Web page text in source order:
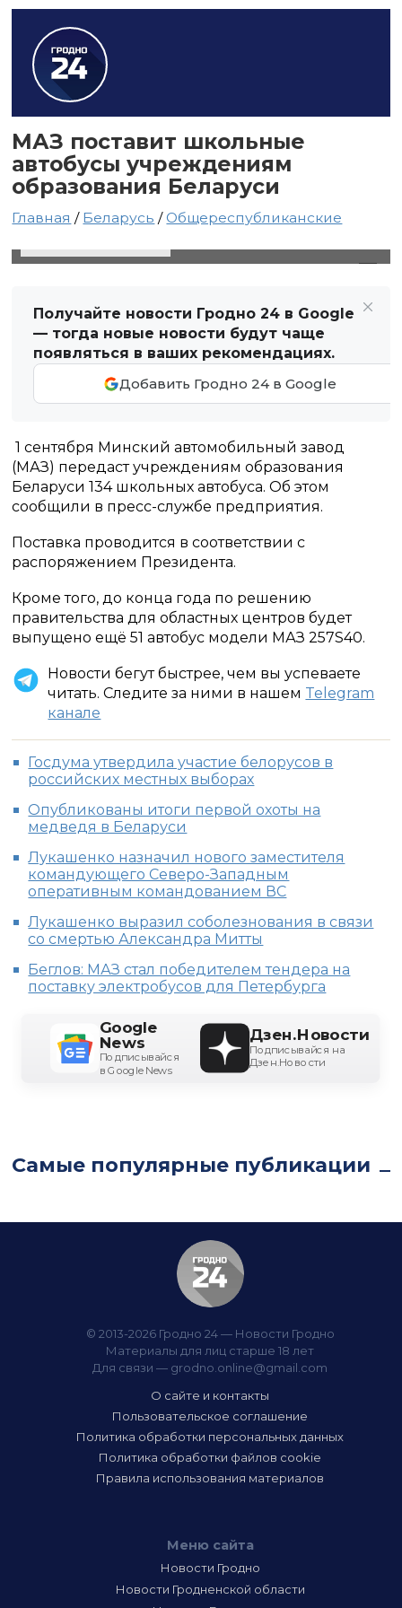
МАЗ поставит школьные
автобусы учреждениям
образования Беларуси
Главная / Беларусь /Общереспубликанские
Получайте новости Гродно 24 в Google
— тогда новые новости будут чаще
появляться в ваших рекомендациях.
Добавить Гродно 24 в Google
1 сентября Минский автомобильный завод
(МАЗ) передаст учреждениям образования
Беларуси 134 школьных автобуса. Об этом
сообщили в пресс-службе предприятия.
Поставка проводится в соответствии с
распоряжением Президента.
Кроме того, до конца года по решению
правительства для областных центров будет
выпущено ещё 51 автобус модели МАЗ 257S40.
Новости бегут быстрее, чем вы успеваете
читать. Следите за ними в нашем Telegram
канале
Госдума утвердила участие белорусов в
российских местных выборах
Опубликованы итоги первой охоты на
медведя в Беларуси
Лукашенко назначил нового заместителя
командующего Северо-Западным
оперативным командованием ВС
Лукашенко выразил соболезнования в связи
со смертью Александра Митты
Беглов: МАЗ стал победителем тендера на
поставку электробусов для Петербурга
Google
News
Подписывайся
в Google News
Дзен.Новости
Подписывайся на
Дзен.Новости
Самые популярные публикации
© 2013-2026 Гродно 24 — Новости Гродно
Материалы для лиц старше 18 лет
Для связи — grodno.online@gmail.com
О сайте и контакты
Пользовательское соглашение
Политика обработки персональных данных
Политика обработки файлов cookie
Правила использования материалов
Меню сайта
Новости Гродно
Новости Гродненской области